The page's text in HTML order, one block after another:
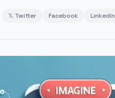
𝕏 Twitter Facebook LinkedIn